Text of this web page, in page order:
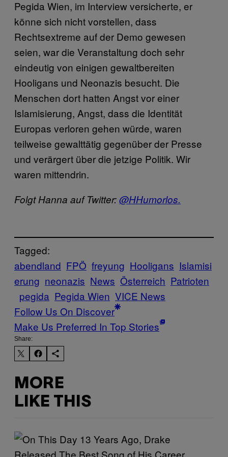
Pegida Wien, im Interview versicherte, er
könne sich nicht vorstellen, dass
Rechtsextreme auf der Demo gewesen
seien, war die Veranstaltung doch sehr
eindeutig von einigen gewaltbereiten
Hooligans und Neonazis besucht. Die
Menschen dort hatten Angst vor einer
Islamisierung, Angst, dass die Identität
Europas verloren gehen würde, waren
teilweise gewalttätig gegenüber der Presse
und verärgert über die jetzige Politik. Wir
waren mittendrin.
Folgt Hanna auf Twitter:@HHumorlos.
Tagged:
abendland FPÖ freyung Hooligans Islamisi
erung neonazis News Österreich Patrioten
pegida Pegida Wien VICE News
Follow Us On Discover
Make Us Preferred In Top Stories
Share:
MORE
LIKE THIS